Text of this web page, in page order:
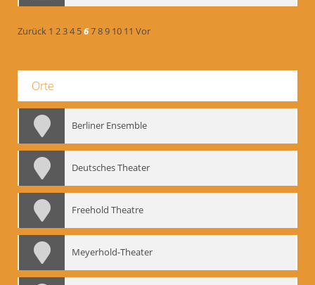
Zurück 1 234 56789 10 11 Vor
Orte
Berliner Ensemble
Deutsches Theater
Freehold Theatre
Meyerhold-Theater